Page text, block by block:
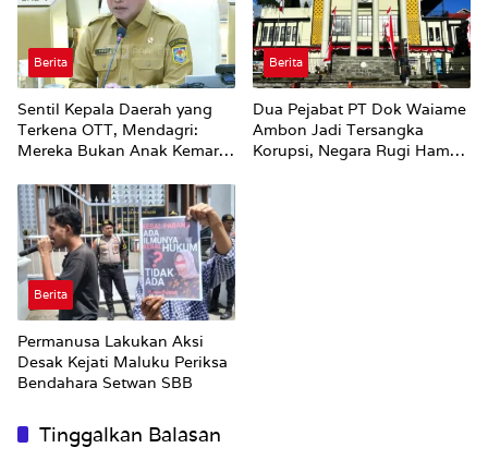
Berita
Sentil Kepala Daerah yang
Terkena OTT, Mendagri:
Mereka Bukan Anak Kemarin
Berita
Dua Pejabat PT Dok Waiame
Ambon Jadi Tersangka
Korupsi, Negara Rugi Hampir
Berita
Permanusa Lakukan Aksi
Desak Kejati Maluku Periksa
Bendahara Setwan SBB
Tinggalkan Balasan